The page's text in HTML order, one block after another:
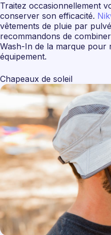
Traitez occasionnellement
conserver son efficacité.
vêtements de pluie par
recommandons de
Wash-In de la marque
équipement.
Chapeaux de soleil